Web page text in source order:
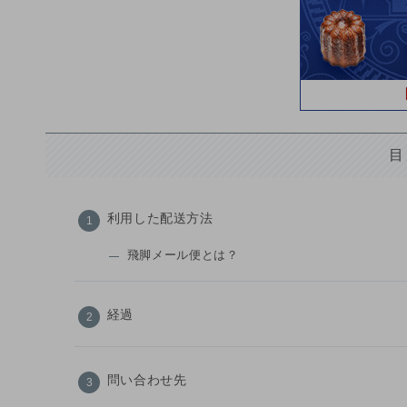
利用した配送方法
飛脚メール便とは？
経過
問い合わせ先